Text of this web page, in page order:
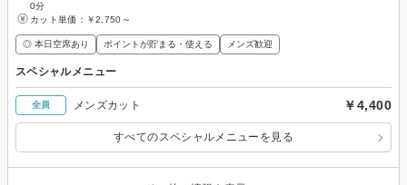
0分
カット単価： ￥2,750～
◎ 本日空席あり ポイントが貯まる・使える メンズ歓迎
スペシャルメニュー
全員 メンズカット ￥4,400
すべてのスペシャルメニューを見る